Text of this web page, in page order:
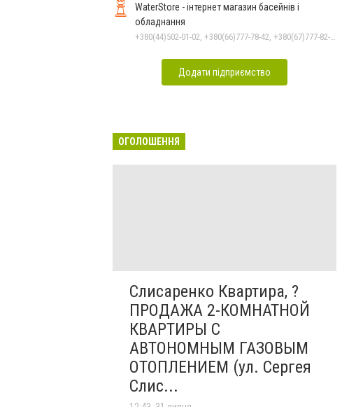
WaterStore - інтернет магазин басейнів і
обладнання
Додати підприємство
ОГОЛОШЕННЯ
Слисаренко Квартира, ?
ПРОДАЖА 2-КОМНАТНОЙ
КВАРТИРЫ С
АВТОНОМНЫМ ГАЗОВЫМ
ОТОПЛЕНИЕМ (ул. Сергея
Слис...